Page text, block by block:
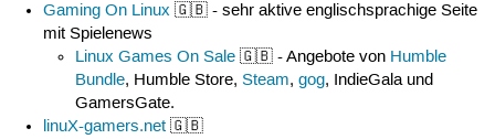
Gaming On Linux 🇬🇧 - sehr aktive englischsprachige Seite
mit Spielenews
Linux Games On Sale 🇬🇧 - Angebote von Humble
Bundle, Humble Store,Steam,gog, IndieGala und
GamersGate.
linuX-gamers.net 🇬🇧